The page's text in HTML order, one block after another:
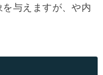
与えますが、や内